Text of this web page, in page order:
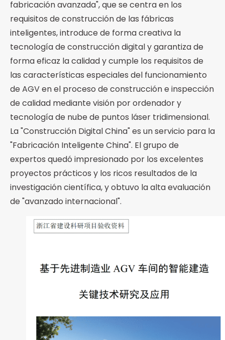
fabricación avanzada", que se centra en los
requisitos de construcción de las fábricas
inteligentes, introduce de forma creativa la
tecnología de construcción digital y garantiza de
forma eficaz la calidad y cumple los requisitos de
las características especiales del funcionamiento
de AGV en el proceso de construcción e inspección
de calidad mediante visión por ordenador y
tecnología de nube de puntos láser tridimensional.
La "Construcción Digital China" es un servicio para la
"Fabricación Inteligente China". El grupo de
expertos quedó impresionado por los excelentes
proyectos prácticos y los ricos resultados de la
investigación científica, y obtuvo la alta evaluación
de "avanzado internacional".